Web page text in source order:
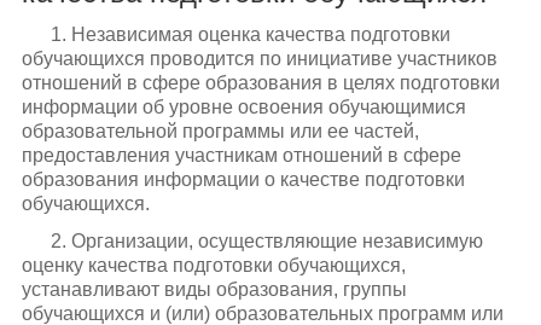
1. Независимая оценка качества подготовки
обучающихся проводится по инициативе участников
отношений в сфере образования в целях подготовки
информации об уровне освоения обучающимися
образовательной программы или ее частей,
предоставления участникам отношений в сфере
образования информации о качестве подготовки
обучающихся.
2. Организации, осуществляющие независимую
оценку качества подготовки обучающихся,
устанавливают виды образования, группы
обучающихся и (или) образовательных программ или